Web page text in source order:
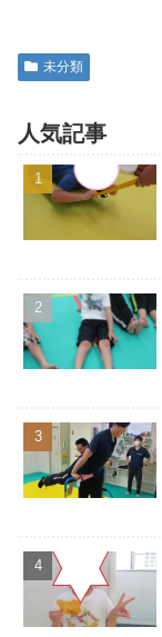
未分類
人気記事